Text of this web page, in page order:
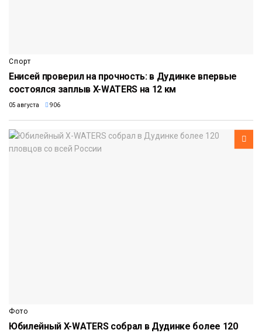
Спорт
Енисей проверил на прочность: в Дудинке впервые
состоялся заплыв X-WATERS на 12 км
05 августа 906
Фото
Юбилейный X-WATERS собрал в Дудинке более 120